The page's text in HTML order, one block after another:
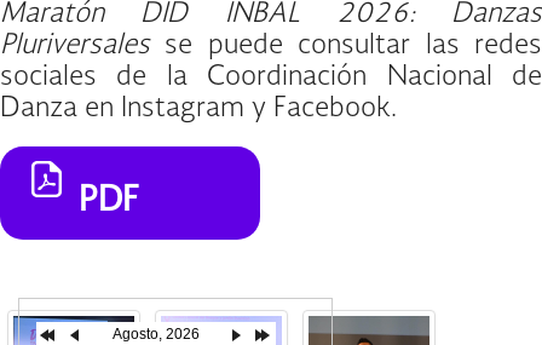
Maratón DID INBAL 2026: Danzas
Pluriversalesse puede consultar las redes
sociales de la Coordinación Nacional de
Danza en Instagram y Facebook.
PDF
Agosto, 2026